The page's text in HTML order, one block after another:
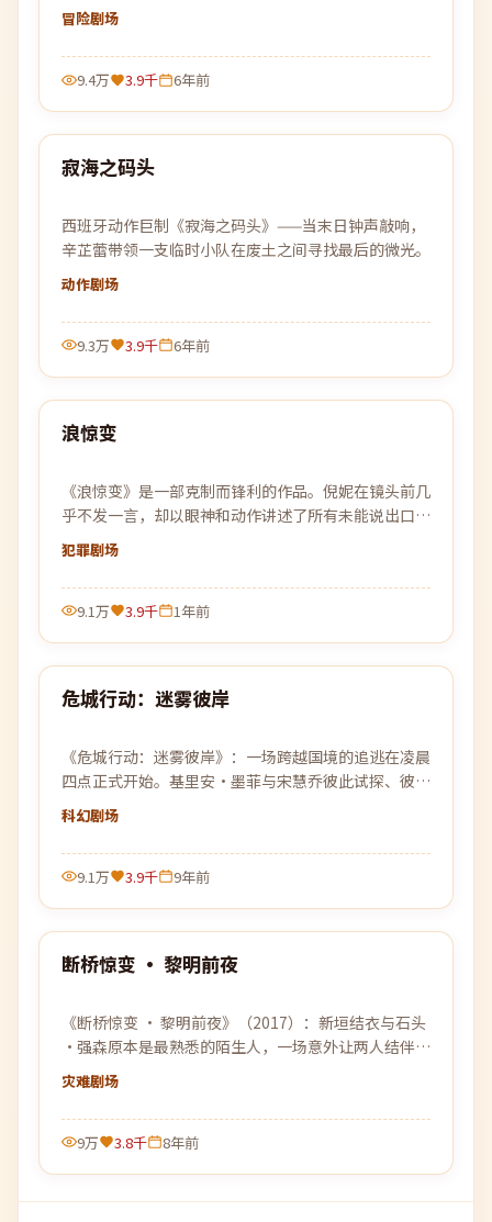
靠近真相一步，黑暗就更加贴近。
冒险剧场
9.4万 3.9千 6年前
热门
88:38
寂海之码头
西班牙动作巨制《寂海之码头》——当末日钟声敲响，
辛芷蕾带领一支临时小队在废土之间寻找最后的微光。
动作剧场
9.3万 3.9千 6年前
热门
99:15
浪惊变
《浪惊变》是一部克制而锋利的作品。倪妮在镜头前几
乎不发一言，却以眼神和动作讲述了所有未能说出口的
故事。
犯罪剧场
9.1万 3.9千 1年前
热门
98:47
危城行动：迷雾彼岸
《危城行动：迷雾彼岸》：一场跨越国境的追逃在凌晨
四点正式开始。基里安·墨菲与宋慧乔彼此试探、彼此
依靠，在没有退路的旅程上各自交出底牌。
科幻剧场
9.1万 3.9千 9年前
热门
断桥惊变 · 黎明前夜
《断桥惊变 · 黎明前夜》（2017）：新垣结衣与石头
·强森原本是最熟悉的陌生人，一场意外让两人结伴穿
越层层迷雾，去寻找彼此的答案。
灾难剧场
9万 3.8千 8年前